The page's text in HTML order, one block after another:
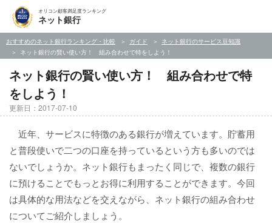
オリコン顧客満足度ランキング
ネット銀行
おすすめのネット銀行ランキング・比較 ガイド
ネット銀行のサービス豆知識
ネット銀行の賢い使い方！ 組み合わせで特をしよう！
ネット銀行の賢い使い方！ 組み合わせで特
をしよう！
更新日：2017-07-10
近年、サービスに特徴のある銀行が増えています。貯蓄用
と普段使いで二つの口座を持っているという方も多いのでは
ないでしょうか。ネット銀行もまったく同じで、複数の銀行
に預けることでもっとお得に利用することができます。今回
は具体的な用法などを交えながら、ネット銀行の組み合わせ
についてご紹介しましょう。